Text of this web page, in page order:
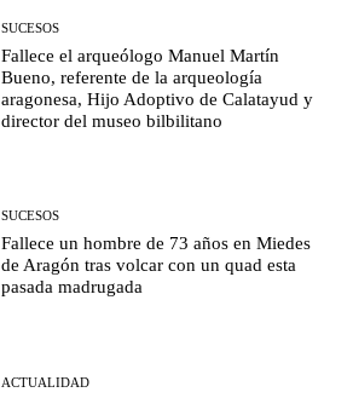
SUCESOS
Fallece el arqueólogo Manuel Martín
Bueno, referente de la arqueología
aragonesa, Hijo Adoptivo de Calatayud y
director del museo bilbilitano
SUCESOS
Fallece un hombre de 73 años en Miedes
de Aragón tras volcar con un quad esta
pasada madrugada
ACTUALIDAD